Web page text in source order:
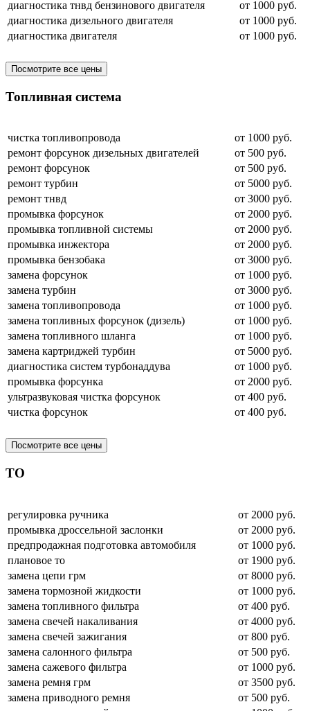
диагностика тнвд бензинового двигателя
от 1000 руб.
диагностика дизельного двигателя
от 1000 руб.
диагностика двигателя
от 1000 руб.
Посмотрите все цены
Топливная система
чистка топливопровода
от 1000 руб.
ремонт форсунок дизельных двигателей
от 500 руб.
ремонт форсунок
от 500 руб.
ремонт турбин
от 5000 руб.
ремонт тнвд
от 3000 руб.
промывка форсунок
от 2000 руб.
промывка топливной системы
от 2000 руб.
промывка инжектора
от 2000 руб.
промывка бензобака
от 3000 руб.
замена форсунок
от 1000 руб.
замена турбин
от 3000 руб.
замена топливопровода
от 1000 руб.
замена топливных форсунок (дизель)
от 1000 руб.
замена топливного шланга
от 1000 руб.
замена картриджей турбин
от 5000 руб.
диагностика систем турбонаддува
от 1000 руб.
промывка форсунка
от 2000 руб.
ультразвуковая чистка форсунок
от 400 руб.
чистка форсунок
от 400 руб.
Посмотрите все цены
ТО
регулировка ручника
от 2000 руб.
промывка дроссельной заслонки
от 2000 руб.
предпродажная подготовка автомобиля
от 1000 руб.
плановое то
от 1900 руб.
замена цепи грм
от 8000 руб.
замена тормозной жидкости
от 1000 руб.
замена топливного фильтра
от 400 руб.
замена свечей накаливания
от 4000 руб.
замена свечей зажигания
от 800 руб.
замена салонного фильтра
от 500 руб.
замена сажевого фильтра
от 1000 руб.
замена ремня грм
от 3500 руб.
замена приводного ремня
от 500 руб.